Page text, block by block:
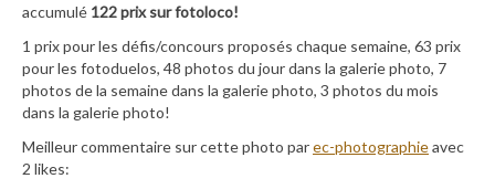
accumulé 122 prix sur fotoloco!
1 prix pour les défis/concours proposés chaque semaine, 63 prix
pour les fotoduelos, 48 photos du jour dans la galerie photo, 7
photos de la semaine dans la galerie photo, 3 photos du mois
dans la galerie photo!
Meilleur commentaire sur cette photo parec-photographieavec
2 likes: